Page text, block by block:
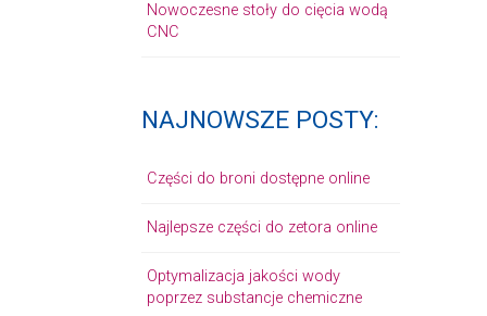
Nowoczesne stoły do cięcia wodą
CNC
NAJNOWSZE POSTY:
Części do broni dostępne online
Najlepsze części do zetora online
Optymalizacja jakości wody
poprzez substancje chemiczne